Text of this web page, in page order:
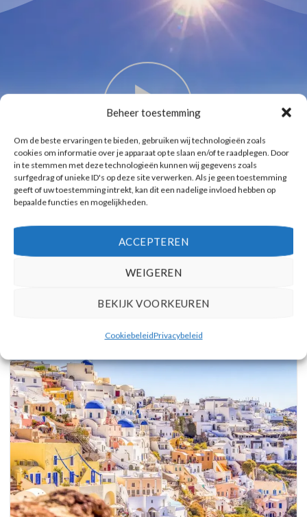
Beheer toestemming
Om de beste ervaringen te bieden, gebruiken wij technologieën zoals
cookies om informatie over je apparaat op te slaan en/of te raadplegen. Door
in te stemmen met deze technologieën kunnen wij gegevens zoals
surfgedrag of unieke ID's op deze site verwerken. Als je geen toestemming
geeft of uw toestemming intrekt, kan dit een nadelige invloed hebben op
bepaalde functies en mogelijkheden.
ACCEPTEREN
WEIGEREN
BEKIJK VOORKEUREN
CookiebeleidPrivacybeleid